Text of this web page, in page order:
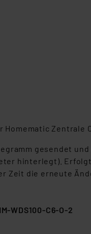
Zentrale
gesendet
hinterlegt).
Zeit die erneute
WDS100-C6-O-2